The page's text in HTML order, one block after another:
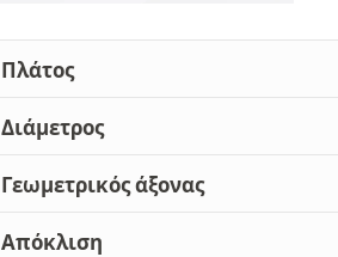
Πλάτος
Διάμετρος
Γεωμετρικός άξονας
Απόκλιση